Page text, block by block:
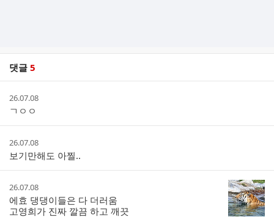
댓글 5
스
작
성
시
간
26.07.08
ㄱㅇㅇ
작
성
시
간
26.07.08
보기만해도 아찔..
작
성
시
간
26.07.08
에효 댕댕이들은 다 더러움
고영희가 진짜 깔끔 하고 깨끗